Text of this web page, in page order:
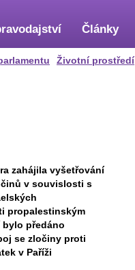
Životní prostředí
Články
zahájila vyšetřování
v souvislosti s
propalestinským
předáno
se zločiny proti
v Paříži